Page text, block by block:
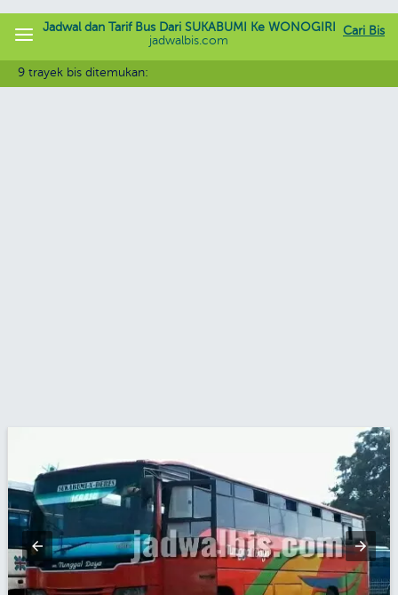
Cari Bis
Jadwal dan Tarif Bus Dari SUKABUMI Ke WONOGIRI
jadwalbis.com
9 trayek bis ditemukan: